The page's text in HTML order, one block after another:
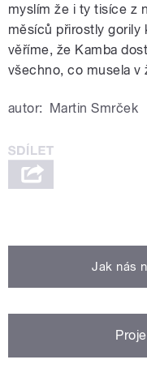
myslím že i ty tisíce z
měsíců přirostly gorily
věříme, že Kamba
všechno, co musela v
autor: Martin Smrček
Jak nás